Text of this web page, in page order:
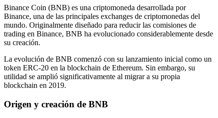
Binance Coin (BNB) es una criptomoneda desarrollada por
Binance, una de las principales exchanges de criptomonedas del
mundo. Originalmente diseñado para reducir las comisiones de
trading en Binance, BNB ha evolucionado considerablemente desde
su creación.
La evolución de BNB comenzó con su lanzamiento inicial como un
token ERC-20 en la blockchain de Ethereum. Sin embargo, su
utilidad se amplió significativamente al migrar a su propia
blockchain en 2019.
Origen y creación de BNB